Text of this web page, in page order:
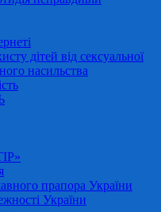
дітей від сексуальної
насильства
прапора України
України